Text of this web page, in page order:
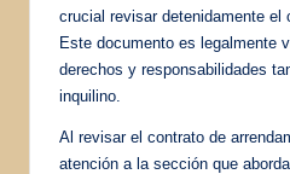
crucial revisar detenidamente el
Este documento es legalmente
derechos y responsabilidades
inquilino.
Al revisar el contrato de
atención a la sección que